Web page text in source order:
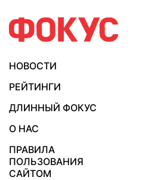
НОВОСТИ
РЕЙТИНГИ
ДЛИННЫЙ ФОКУС
О НАС
ПРАВИЛА
ПОЛЬЗОВАНИЯ
САЙТОМ